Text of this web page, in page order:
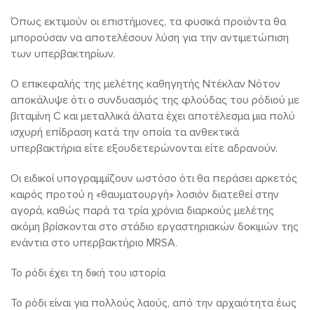
Όπως εκτιμούν οι επιστήμονες, τα φυσικά προϊόντα θα
μπορούσαν να αποτελέσουν λύση για την αντιμετώπιση
των υπερβακτηρίων.
Ο επικεφαλής της μελέτης καθηγητής Ντέκλαν Νότον
αποκάλυψε ότι ο συνδυασμός της φλούδας του ρόδιού με
βιταμίνη C και μεταλλικά άλατα έχει αποτέλεσμα μια πολύ
ισχυρή επίδραση κατά την οποία τα ανθεκτικά
υπερβακτήρια είτε εξουδετερώνονται είτε αδρανούν.
Οι ειδικοί υπογραμμίζουν ωστόσο ότι θα περάσει αρκετός
καιρός προτού η «θαυματουργή» λοσιόν διατεθεί στην
αγορά, καθώς παρά τα τρία χρόνια διαρκούς μελέτης
ακόμη βρίσκονται στο στάδιο εργαστηριακών δοκιμών της
ενάντια στο υπερβακτήριο ΜRSΑ.
Το ρόδι έχει τη δική του ιστορία
Το ρόδι είναι για πολλούς λαούς, από την αρχαιότητα έως